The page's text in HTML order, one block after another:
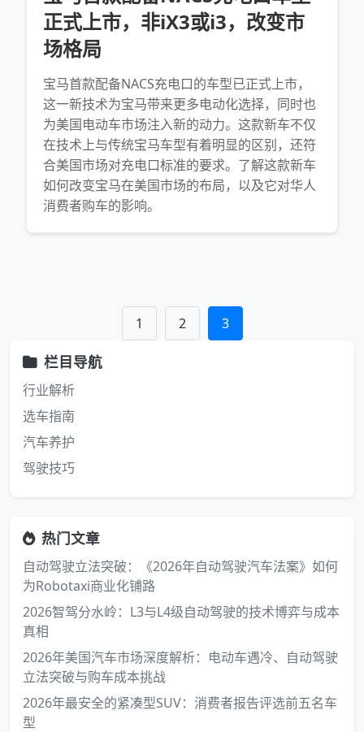
正式上市，非iX3或i3，改变市
场格局
宝马首款配备NACS充电口的车型已正式上市，
这一新技术为宝马带来更多电动化选择，同时也
为美国电动车市场注入新的动力。这款新车不仅
在技术上与传统宝马车型有着明显的区别，还符
合美国市场对充电口标准的要求。了解这款新车
如何改变宝马在美国市场的布局，以及它对华人
消费者购车的影响。
1 2 3
栏目导航
行业解析
选车指南
汽车养护
驾驶技巧
热门文章
自动驾驶立法突破：《2026年自动驾驶汽车法案》如何
为Robotaxi商业化铺路
2026智驾分水岭：L3与L4级自动驾驶的技术博弈与成本
真相
2026年美国汽车市场深度解析：电动车遇冷、自动驾驶
立法突破与购车成本挑战
2026年最安全的紧凑型SUV：消费者报告评选前五名车
型